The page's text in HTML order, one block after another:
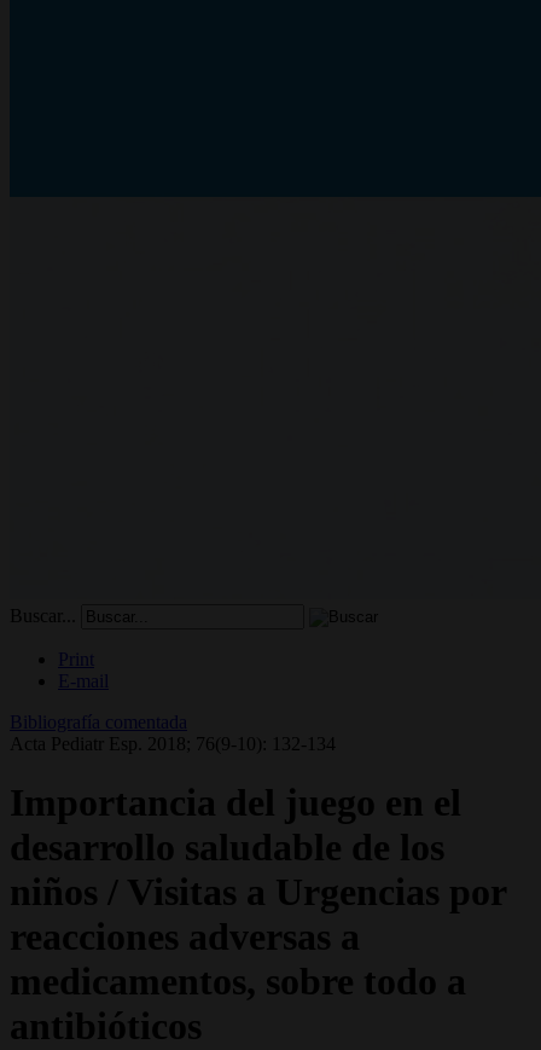
Buscar...
Print
E-mail
Bibliografía comentada
Acta Pediatr Esp. 2018; 76(9-10): 132-134
Importancia del juego en el
desarrollo saludable de los
niños / Visitas a Urgencias por
reacciones adversas a
medicamentos, sobre todo a
antibióticos